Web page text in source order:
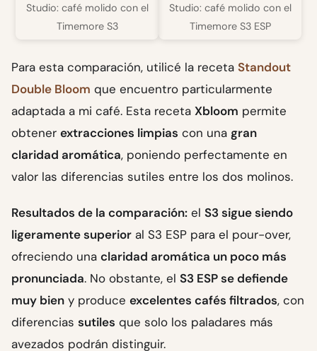
Studio: café molido con el
Timemore S3
Studio: café molido con el
Timemore S3 ESP
Para esta comparación, utilicé la receta Standout
Double Bloom que encuentro particularmente
adaptada a mi café. Esta receta Xbloom permite
obtener extracciones limpias con una gran
claridad aromática, poniendo perfectamente en
valor las diferencias sutiles entre los dos molinos.
Resultados de la comparación: el S3 sigue siendo
ligeramente superior al S3 ESP para el pour-over,
ofreciendo una claridad aromática un poco más
pronunciada. No obstante, el S3 ESP se defiende
muy bien y produce excelentes cafés filtrados, con
diferencias sutiles que solo los paladares más
avezados podrán distinguir.